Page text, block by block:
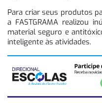
Para criar seus produtos
a FASTGRAMA realizou
material seguro e
inteligente às atividades.